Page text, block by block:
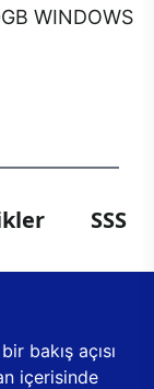
WINDOWS
SSS
bakış açısı
içerisinde